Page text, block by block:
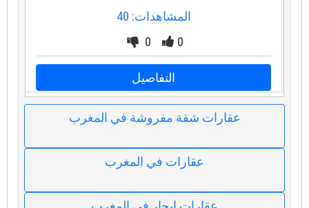
المشاهدات: 40
0
0
التفاصيل
عقارات شقة مفروشة في المغرب
عقارات في المغرب